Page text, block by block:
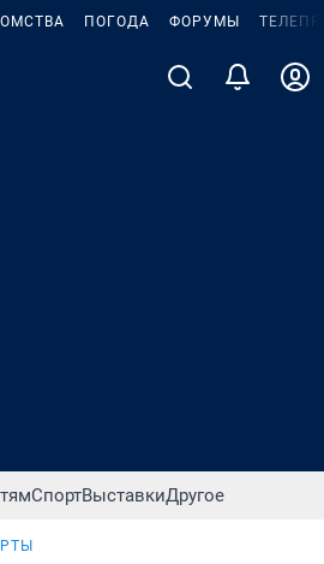
ПОГОДА ФОРУМЫ
СпортВыставкиДругое